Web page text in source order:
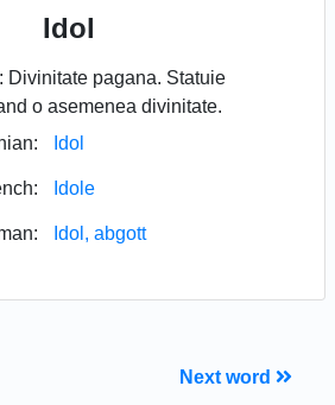
Idol
: Divinitate pagana. Statuie
o asemenea divinitate.
Idol
Idole
Idol, abgott
Next word